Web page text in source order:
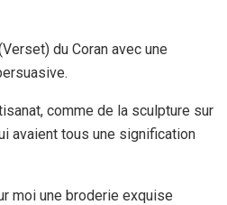
du Coran avec une
comme de la sculpture sur
avaient tous une signification
moi une broderie exquise